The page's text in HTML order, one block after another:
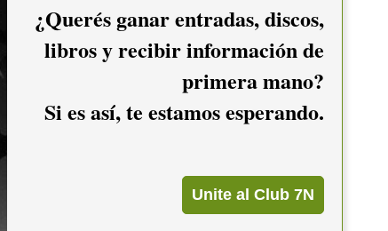
¿Querés ganar entradas, discos,
libros y recibir información de
primera mano?
Si es así, te estamos esperando.